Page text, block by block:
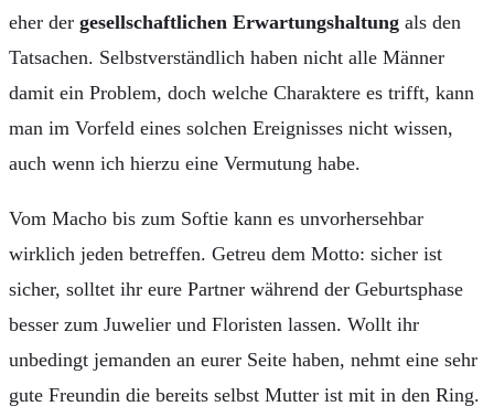
eher der gesellschaftlichen Erwartungshaltung als den
Tatsachen. Selbstverständlich haben nicht alle Männer
damit ein Problem, doch welche Charaktere es trifft, kann
man im Vorfeld eines solchen Ereignisses nicht wissen,
auch wenn ich hierzu eine Vermutung habe.
Vom Macho bis zum Softie kann es unvorhersehbar
wirklich jeden betreffen. Getreu dem Motto: sicher ist
sicher, solltet ihr eure Partner während der Geburtsphase
besser zum Juwelier und Floristen lassen. Wollt ihr
unbedingt jemanden an eurer Seite haben, nehmt eine sehr
gute Freundin die bereits selbst Mutter ist mit in den Ring.